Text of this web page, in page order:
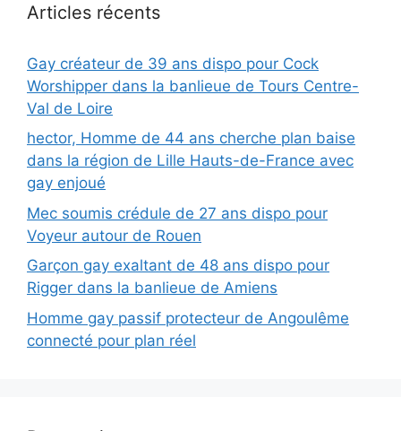
Articles récents
Gay créateur de 39 ans dispo pour Cock
Worshipper dans la banlieue de Tours Centre-
Val de Loire
hector, Homme de 44 ans cherche plan baise
dans la région de Lille Hauts-de-France avec
gay enjoué
Mec soumis crédule de 27 ans dispo pour
Voyeur autour de Rouen
Garçon gay exaltant de 48 ans dispo pour
Rigger dans la banlieue de Amiens
Homme gay passif protecteur de Angoulême
connecté pour plan réel